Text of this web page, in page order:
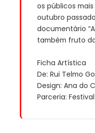
os públicos
outubro
documentário
também fruto
Ficha Artística
De: Rui Telmo
Design: Ana do
Parceria: Festival